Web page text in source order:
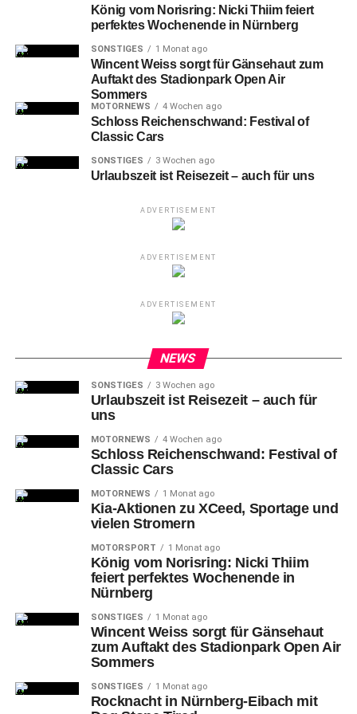
Hier überwindet Weißrusslands 28-German Nesterov (li.) Deutschlands
Torwart 90-Felix-Brückmann (re.).
Vier Nordamerikaner im
Vorbereitungs-Aufgebot von Belarus
die Nordamerikaner der traditionell ganz in
Rot aufgelaufenen Weißrussen, deren Vorbereitungs-
Auswahl gewiß als illustre Truppe bezeichnet werden
Akteuren schnürten in den beiden Begegnungen von
Nürnberg außer dem kanadischen Goalie Daniel „Danny“
Taylor (zuletzt bei HK Sibir Nowosibirsk unter Vertrag)
noch drei Feldspieler aus Übersee ihre Eishockey-Stiefel
für jenes Land, das die Co-Gastgeberschaft der
anstehenden Weltmeisterschaft mit Lettland abgeben
musste wegen der innenpolitischen Entwicklungen. Mit
Francis Paré (seit Juni 2019 bei HK Dinamo Minsk) und
Geoffrey Platt (seit Dezember 2020 bei Salawat Julajew
mit Shane Prince ein US-Amerikaner (seit September
2019 ebenfalls beim HK Dinamo Minsk in der
König vom Norisring: Nicki Thiim feiert
perfektes Wochenende in Nürnberg
SONSTIGES 1 Monat ago
Wincent Weiss sorgt für Gänsehaut zum
Auftakt des Stadionpark Open Air
Sommers
MOTORNEWS 4 Wochen ago
Schloss Reichenschwand: Festival of
Classic Cars
SONSTIGES 3 Wochen ago
Urlaubszeit ist Reisezeit – auch für uns
ADVERTISEMENT
ADVERTISEMENT
ADVERTISEMENT
NEWS
SONSTIGES 3 Wochen ago
Urlaubszeit ist Reisezeit – auch für
uns
MOTORNEWS 4 Wochen ago
Schloss Reichenschwand: Festival of
Classic Cars
MOTORNEWS 1 Monat ago
Kia-Aktionen zu XCeed, Sportage und
vielen Stromern
MOTORSPORT 1 Monat ago
König vom Norisring: Nicki Thiim
feiert perfektes Wochenende in
Nürnberg
SONSTIGES 1 Monat ago
Wincent Weiss sorgt für Gänsehaut
zum Auftakt des Stadionpark Open Air
Sommers
SONSTIGES 1 Monat ago
Rocknacht in Nürnberg-Eibach mit